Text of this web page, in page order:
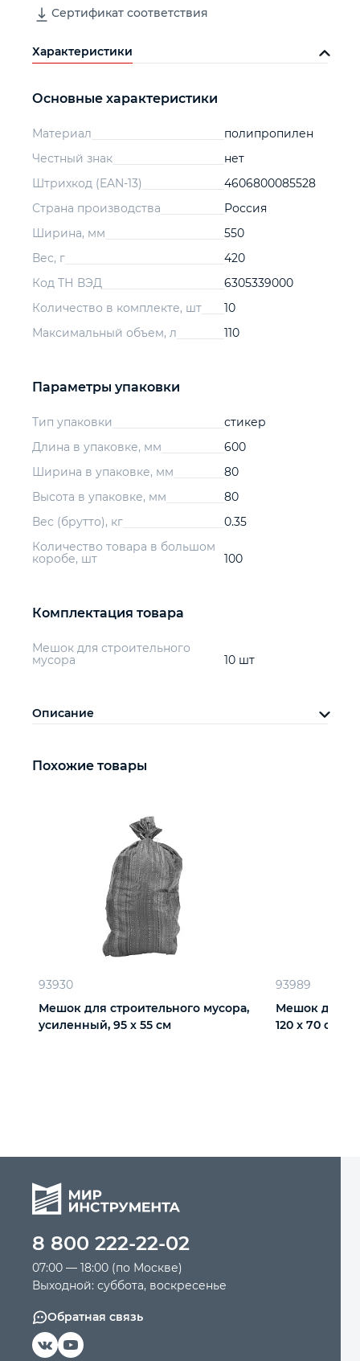
Сертификат соответствия
Характеристики
Основные характеристики
Материал
полипропилен
Честный знак
нет
Штрихкод (EAN-13)
4606800085528
Страна производства
Россия
Ширина, мм
550
Вес, г
420
Код ТН ВЭД
6305339000
Количество в комплекте, шт
10
Максимальный объем, л
110
Параметры упаковки
Тип упаковки
стикер
Длина в упаковке, мм
600
Ширина в упаковке, мм
80
Высота в упаковке, мм
80
Вес (брутто), кг
0.35
Количество товара в большом
коробе, шт
100
Комплектация товара
Мешок для строительного
мусора
10 шт
Описание
Похожие товары
93930
Мешок для строительного мусора,
усиленный, 95 х 55 см
93989
Мешок для
120 x 70 см
8 800 222-22-02
07:00 — 18:00 (по Москве)
Выходной: суббота, воскресенье
Обратная связь